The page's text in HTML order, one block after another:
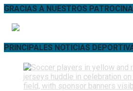
GRACIAS A NUESTROS
PRINCIPALES NOTICIAS